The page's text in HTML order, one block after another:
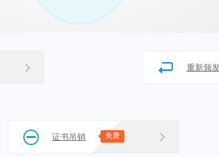
重新颁
免费
证书吊销